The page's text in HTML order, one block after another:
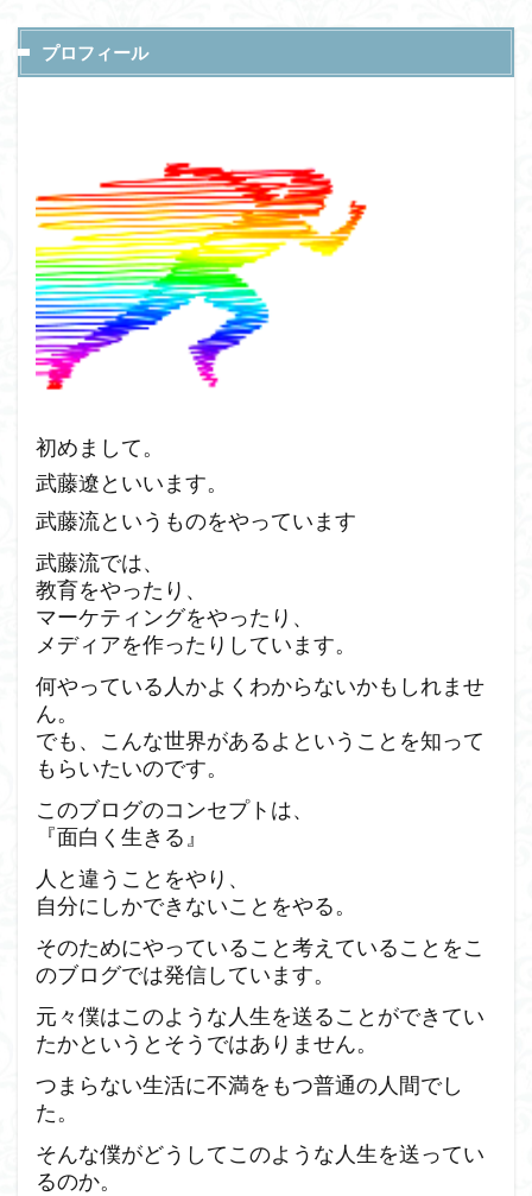
プロフィール
初めまして。
武藤遼といいます。
武藤流というものをやっています
武藤流では、
教育をやったり、
マーケティングをやったり、
メディアを作ったりしています。
何やっている人かよくわからないかもしれませ
ん。
でも、こんな世界があるよということを知って
もらいたいのです。
このブログのコンセプトは、
『面白く生きる』
人と違うことをやり、
自分にしかできないことをやる。
そのためにやっていること考えていることをこ
のブログでは発信しています。
元々僕はこのような人生を送ることができてい
たかというとそうではありません。
つまらない生活に不満をもつ普通の人間でし
た。
そんな僕がどうしてこのような人生を送ってい
るのか。